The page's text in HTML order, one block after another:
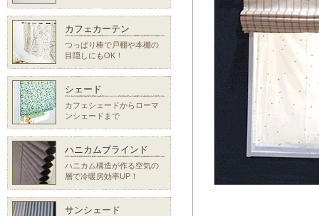
カフェカーテン
つっぱり棒で戸棚や本棚の
目隠しにもOK！
シェード
カフェシェードからローマ
ンシェードまで
ハニカムブラインド
ハニカム構造が作る空気の
層で冷暖房効率UP！
サンシェード